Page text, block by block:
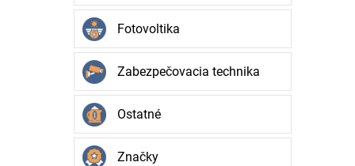
Fotovoltika
Zabezpečovacia technika
Ostatné
Značky